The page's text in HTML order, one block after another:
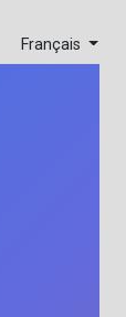
Français